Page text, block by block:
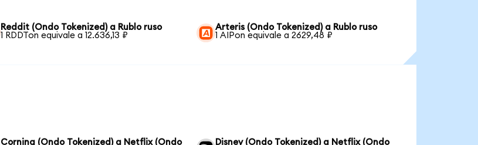
Reddit (Ondo Tokenized) a Rublo ruso
1 RDDTon equivale a 12.636,13 ₽
Arteris (Ondo Tokenized) a Rublo ruso
1 AIPon equivale a 2629,48 ₽
Corning (Ondo Tokenized) a Netflix (Ondo
Disney (Ondo Tokenized) a Netflix (Ondo